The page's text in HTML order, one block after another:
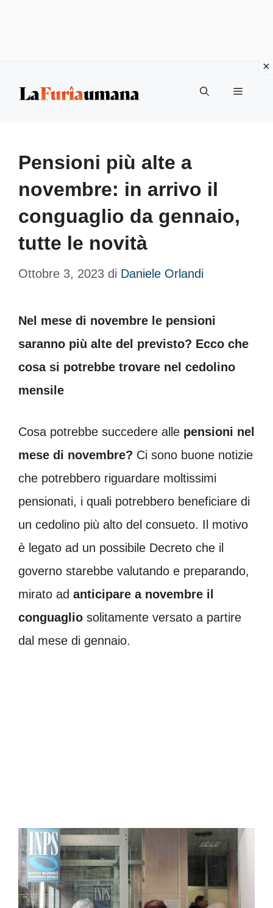
Menu
Pensioni più alte a
novembre: in arrivo il
conguaglio da gennaio,
tutte le novità
Ottobre 3, 2023 di Daniele Orlandi
Nel mese di novembre le pensioni
saranno più alte del previsto? Ecco che
cosa si potrebbe trovare nel cedolino
mensile
Cosa potrebbe succedere alle pensioni nel
mese di novembre? Ci sono buone notizie
che potrebbero riguardare moltissimi
pensionati, i quali potrebbero beneficiare di
un cedolino più alto del consueto. Il motivo
è legato ad un possibile Decreto che il
governo starebbe valutando e preparando,
mirato ad anticipare a novembre il
conguaglio solitamente versato a partire
dal mese di gennaio.